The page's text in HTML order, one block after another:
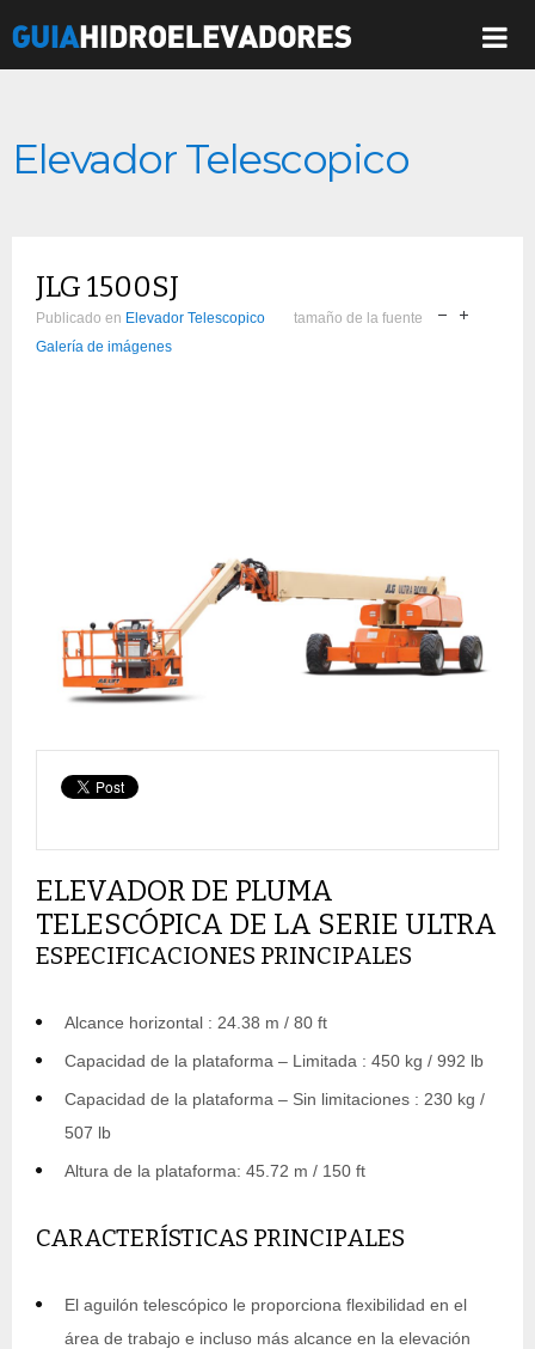
Elevador Telescopico
JLG 1500SJ
Publicado en Elevador Telescopico
tamaño de la fuente
Galería de imágenes
ELEVADOR DE PLUMA
TELESCÓPICA DE LA SERIE ULTRA
ESPECIFICACIONES PRINCIPALES
Alcance horizontal : 24.38 m / 80 ft
Capacidad de la plataforma – Limitada : 450 kg / 992 lb
Capacidad de la plataforma – Sin limitaciones : 230 kg /
507 lb
Altura de la plataforma: 45.72 m / 150 ft
CARACTERÍSTICAS PRINCIPALES
El aguilón telescópico le proporciona flexibilidad en el
área de trabajo e incluso más alcance en la elevación